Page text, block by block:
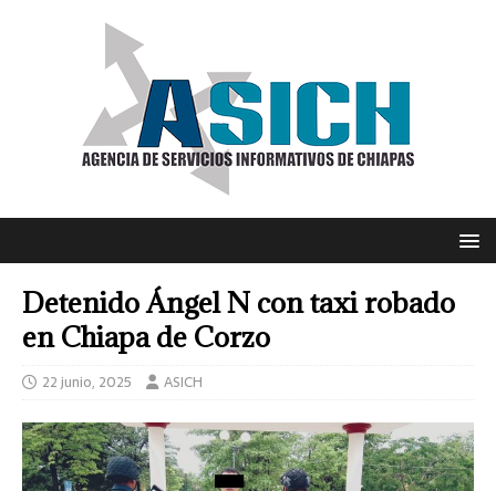
Detenido Ángel N con taxi robado
en Chiapa de Corzo
22 junio, 2025 ASICH